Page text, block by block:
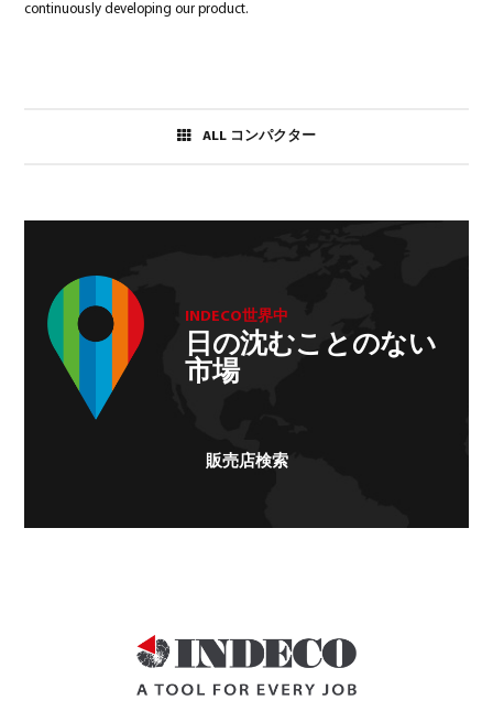
continuously developing our product.
ALL コンパクター
INDECO世界中
日の沈むことのない
市場
販売店検索